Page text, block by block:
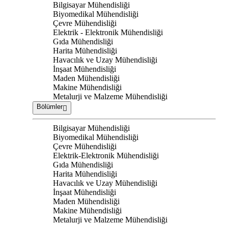
Bilgisayar Mühendisliği
Biyomedikal Mühendisliği
Çevre Mühendisliği
Elektrik - Elektronik Mühendisliği
Gıda Mühendisliği
Harita Mühendisliği
Havacılık ve Uzay Mühendisliği
İnşaat Mühendisliği
Maden Mühendisliği
Makine Mühendisliği
Metalurji ve Malzeme Mühendisliği
Bölümler
Bilgisayar Mühendisliği
Biyomedikal Mühendisliği
Çevre Mühendisliği
Elektrik-Elektronik Mühendisliği
Gıda Mühendisliği
Harita Mühendisliği
Havacılık ve Uzay Mühendisliği
İnşaat Mühendisliği
Maden Mühendisliği
Makine Mühendisliği
Metalurji ve Malzeme Mühendisliği